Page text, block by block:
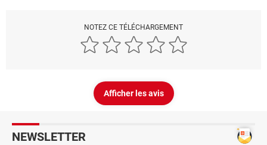
NOTEZ CE TÉLÉCHARGEMENT
Afficher les avis
NEWSLETTER